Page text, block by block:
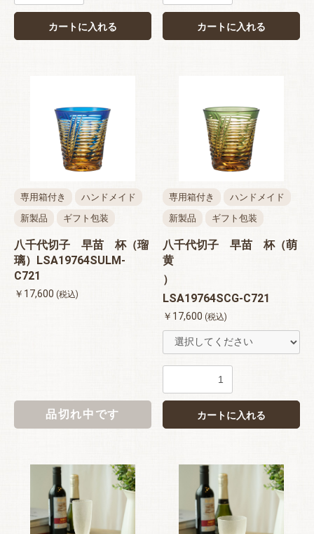
カートに入れる カートに入れる
専用箱付き
ハンドメイド
新製品
ギフト包装
八千代切子 早苗 杯（瑠
璃）LSA19764SULM-
C721
￥17,600 (税込)
品切れ中です
専用箱付き
ハンドメイド
新製品
ギフト包装
八千代切子 早苗 杯（萌
黄
）
LSA19764SCG-C721
￥17,600 (税込)
カートに入れる